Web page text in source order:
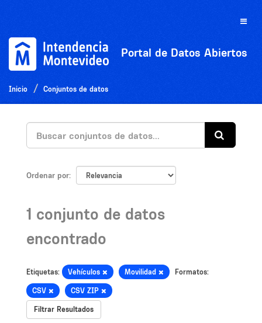
Toggle
Portal de Datos Abiertos
Inicio Conjuntos de datos
Ordenar por
1 conjunto de datos
encontrado
Etiquetas: Vehículos Movilidad Formatos:
CSV CSV ZIP
Filtrar Resultados